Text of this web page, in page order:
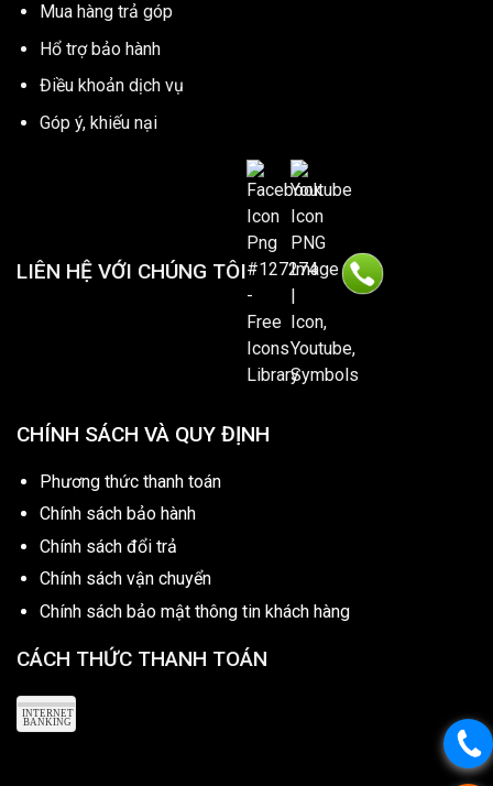
Mua hàng trả góp
Hổ trợ bảo hành
Điều khoản dịch vụ
Góp ý, khiếu nại
LIÊN HỆ VỚI CHÚNG TÔI
CHÍNH SÁCH VÀ QUY ĐỊNH
Phương thức thanh toán
Chính sách bảo hành
Chính sách đổi trả
Chính sách vận chuyển
Chính sách bảo mật thông tin khách hàng
CÁCH THỨC THANH TOÁN